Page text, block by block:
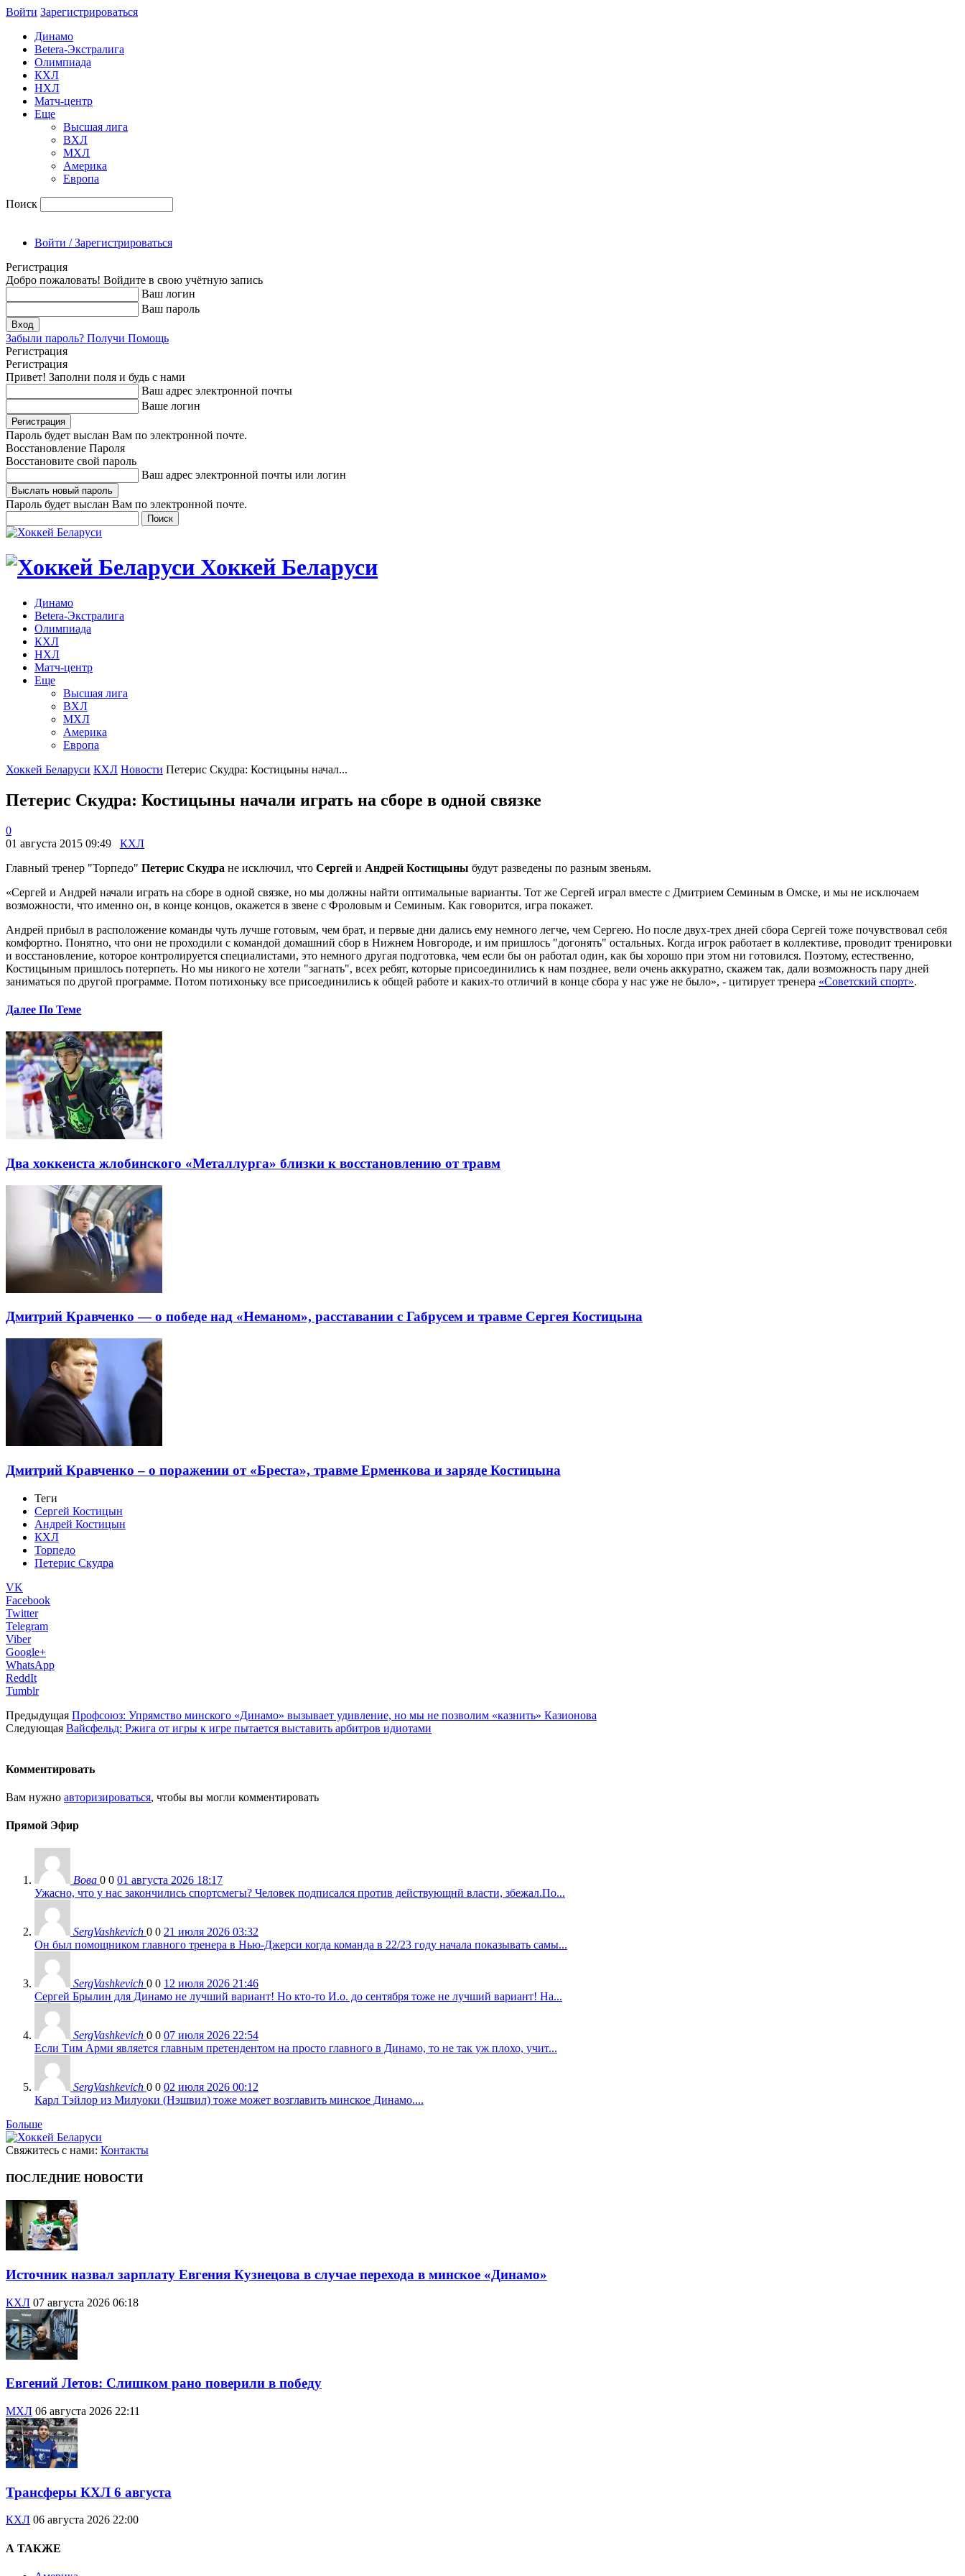
Войти Зарегиcтрироваться
Динамо
Betera-Экстралига
Олимпиада
КХЛ
НХЛ
Матч-центр
Еще
Высшая лига
ВХЛ
МХЛ
Америка
Европа
Поиск
Войти / Зарегистрироваться
Регистрация
Добро пожаловать! Войдите в свою учётную запись
Ваш логин
Ваш пароль
Забыли пароль? Получи Помощь
Регистрация
Регистрация
Привет! Заполни поля и будь с нами
Ваш адрес электронной почты
Ваше логин
Пароль будет выслан Вам по электронной почте.
Восстановление Пароля
Восстановите свой пароль
Ваш адрес электронной почты или логин
Пароль будет выслан Вам по электронной почте.
Хоккей Беларуси
Динамо
Betera-Экстралига
Олимпиада
КХЛ
НХЛ
Матч-центр
Еще
Высшая лига
ВХЛ
МХЛ
Америка
Европа
Хоккей Беларуси КХЛ Новости Петерис Скудра: Костицыны начал...
Петерис Скудра: Костицыны начали играть на сборе в одной связке
0
01 августа 2015 09:49
КХЛ
Главный тренер "Торпедо" Петерис Скудра не исключил, что Сергей и Андрей Костицыны будут разведены по разным звеньям.
«Сергей и Андрей начали играть на сборе в одной связке, но мы должны найти оптимальные варианты. Тот же Сергей играл вместе с Дмитрием Семиным в Омске, и мы не исключаем
возможности, что именно он, в конце концов, окажется в звене с Фроловым и Семиным. Как говорится, игра покажет.
Андрей прибыл в расположение команды чуть лучше готовым, чем брат, и первые дни дались ему немного легче, чем Сергею. Но после двух-трех дней сбора Сергей тоже почувствовал себя
комфортно. Понятно, что они не проходили с командой домашний сбор в Нижнем Новгороде, и им пришлось "догонять" остальных. Когда игрок работает в коллективе, проводит тренировки
и восстановление, которое контролируется специалистами, это немного другая подготовка, чем если бы он работал один, как бы хорошо при этом ни готовился. Поэтому, естественно,
Костицыным пришлось потерпеть. Но мы никого не хотели "загнать", всех ребят, которые присоединились к нам позднее, вели очень аккуратно, скажем так, дали возможность пару дней
заниматься по другой программе. Потом потихоньку все присоединились к общей работе и каких-то отличий в конце сбора у нас уже не было», - цитирует тренера «Советский спорт».
Далее По Теме
Два хоккеиста жлобинского «Металлурга» близки к восстановлению от травм
Дмитрий Кравченко — о победе над «Неманом», расставании с Габрусем и травме Сергея Костицына
Дмитрий Кравченко – о поражении от «Бреста», травме Ерменкова и заряде Костицына
Теги
Сергей Костицын
Андрей Костицын
КХЛ
Торпедо
Петерис Скудра
VK
Facebook
Twitter
Telegram
Viber
Google+
WhatsApp
ReddIt
Tumblr
Предыдущая Профсоюз: Упрямство минского «Динамо» вызывает удивление, но мы не позволим «казнить» Казионова
Следующая Вайсфельд: Ржига от игры к игре пытается выставить арбитров идиотами
Комментировать
Вам нужно авторизироваться, чтобы вы могли комментировать
Прямой Эфир
Вова 0 0 01 августа 2026 18:17
Ужасно, что у нас закончились спортсмегы? Человек подписался против действующнй власти, збежал.По...
SergVashkevich 0 0 21 июля 2026 03:32
Он был помощником главного тренера в Нью-Джерси когда команда в 22/23 году начала показывать самы...
SergVashkevich 0 0 12 июля 2026 21:46
Сергей Брылин для Динамо не лучший вариант! Но кто-то И.о. до сентября тоже не лучший вариант! На...
SergVashkevich 0 0 07 июля 2026 22:54
Если Тим Арми является главным претендентом на просто главного в Динамо, то не так уж плохо, учит...
SergVashkevich 0 0 02 июля 2026 00:12
Карл Тэйлор из Милуоки (Нэшвил) тоже может возглавить минское Динамо....
Больше
Свяжитесь с нами: Контакты
ПОСЛЕДНИЕ НОВОСТИ
Источник назвал зарплату Евгения Кузнецова в случае перехода в минское «Динамо»
КХЛ 07 августа 2026 06:18
Евгений Летов: Слишком рано поверили в победу
МХЛ 06 августа 2026 22:11
Трансферы КХЛ 6 августа
КХЛ 06 августа 2026 22:00
А ТАКЖЕ